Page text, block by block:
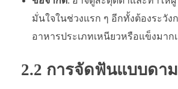
มั่นใจในช่วงแรก ๆ อีกทั้งต้องระวัง
อาหารประเภทเหนียวหรือแข็งมาก
2.2 การจัดฟันแบบดา